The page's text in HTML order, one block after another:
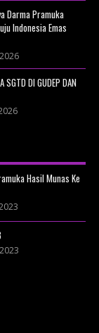
Darma Pramuka
Indonesia Emas
SGTD DI GUDEP DAN
Hasil Munas Ke